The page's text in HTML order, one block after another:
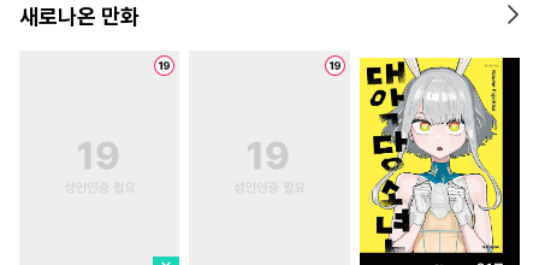
#모럴리스
#짝사랑공
오해/착각
3P
초능력
무심
#
재벌남 #역사/시대물
고수위 #나이차커플
재회물 #일상 #절륜남
로맨스 #다정남
섹스파트너 #삼각관계
부부 #게임 #능력녀
새로나온 만화